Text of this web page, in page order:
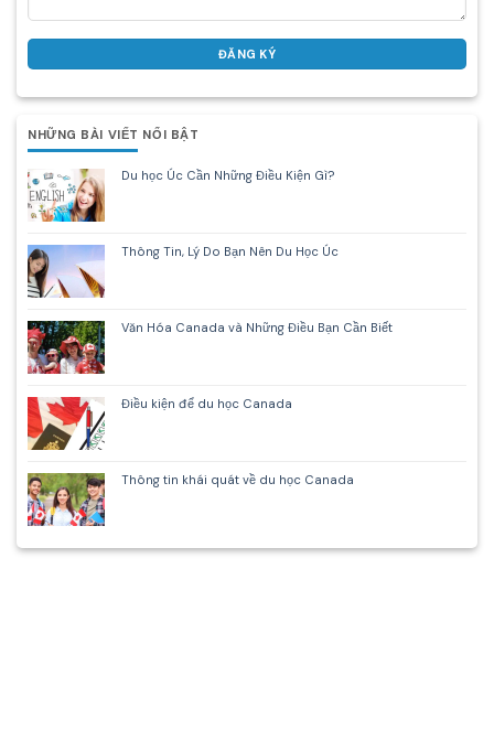
NHỮNG BÀI VIẾT NỔI BẬT
Du học Úc Cần Những Điều Kiện Gì?
Thông Tin, Lý Do Bạn Nên Du Học Úc
Văn Hóa Canada và Những Điều Bạn Cần Biết
Điều kiện để du học Canada
Thông tin khái quát về du học Canada